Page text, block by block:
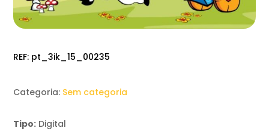
REF: pt_3ik_15_00235
Categoria: Sem categoria
Tipo: Digital